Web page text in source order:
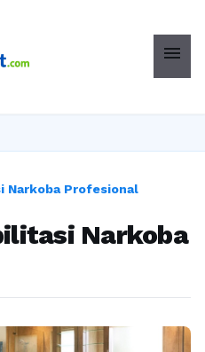
menu
Narkoba Profesional
Narkoba